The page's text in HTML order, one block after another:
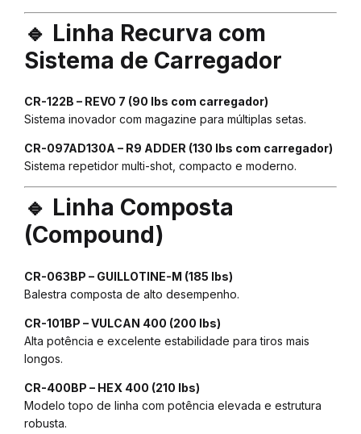
🔹 Linha Recurva com
Sistema de Carregador
CR-122B – REVO 7 (90 lbs com carregador)
Sistema inovador com magazine para múltiplas setas.
CR-097AD130A – R9 ADDER (130 lbs com carregador)
Sistema repetidor multi-shot, compacto e moderno.
🔹 Linha Composta
(Compound)
CR-063BP – GUILLOTINE-M (185 lbs)
Balestra composta de alto desempenho.
CR-101BP – VULCAN 400 (200 lbs)
Alta potência e excelente estabilidade para tiros mais
longos.
CR-400BP – HEX 400 (210 lbs)
Modelo topo de linha com potência elevada e estrutura
robusta.